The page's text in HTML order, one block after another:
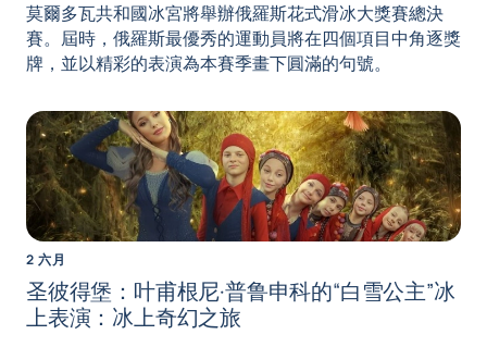
莫爾多瓦共和國冰宮將舉辦俄羅斯花式滑冰大獎賽總決
賽。屆時，俄羅斯最優秀的運動員將在四個項目中角逐獎
牌，並以精彩的表演為本賽季畫下圓滿的句號。
2 六月
圣彼得堡：叶甫根尼·普鲁申科的“白雪公主”冰
上表演：冰上奇幻之旅